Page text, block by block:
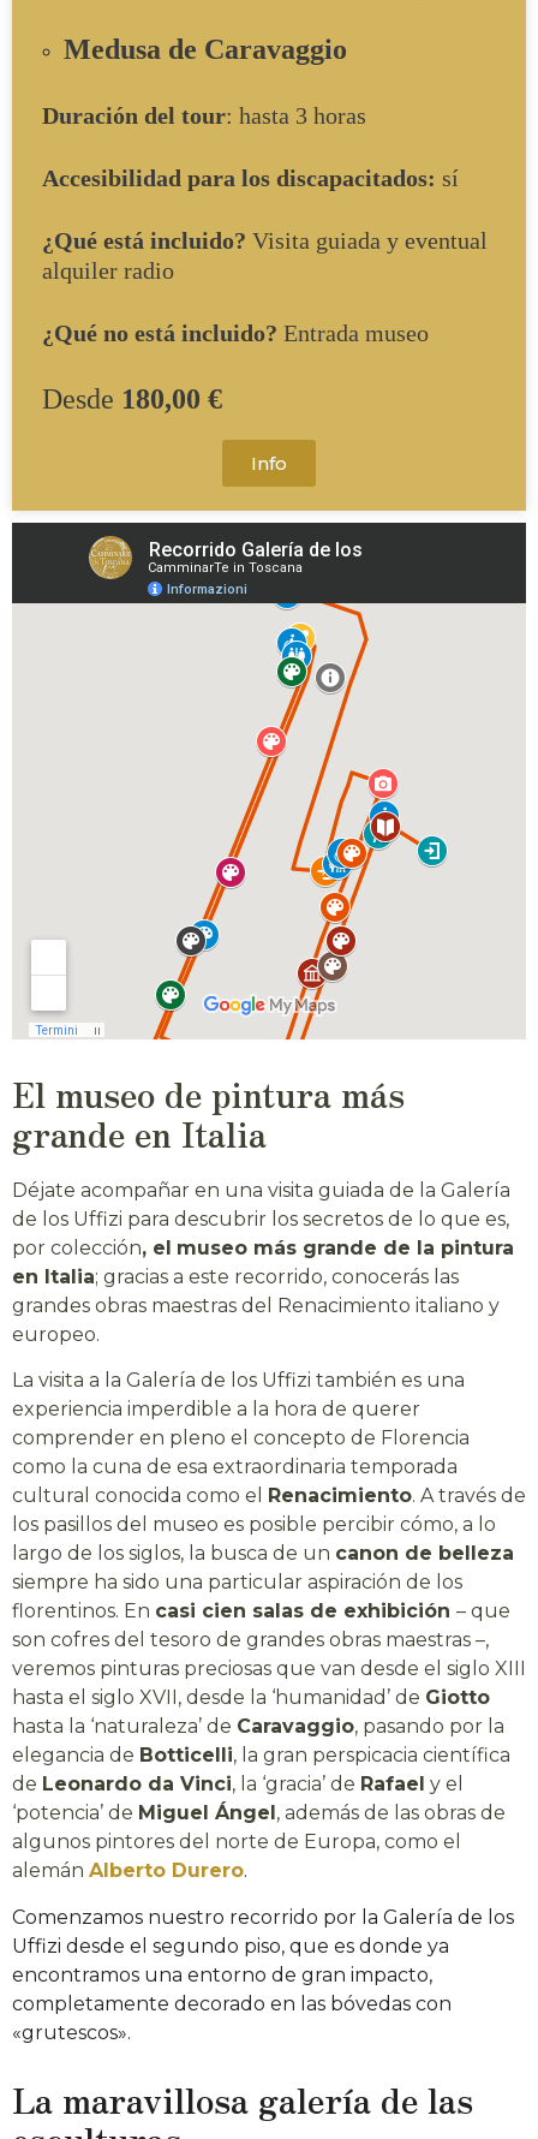
Medusa de Caravaggio
Duración del tour: hasta 3 horas
Accesibilidad para los discapacitados: sí
¿Qué está incluido? Visita guiada y eventual
alquiler radio
¿Qué no está incluido? Entrada museo
Desde 180,00 €
Info
El museo de pintura más
grande en Italia
Déjate acompañar en una visita guiada de la Galería
de los Uffizi para descubrir los secretos de lo que es,
por colección, el museo más grande de la pintura
en Italia; gracias a este recorrido, conocerás las
grandes obras maestras del Renacimiento italiano y
europeo.
La visita a la Galería de los Uffizi también es una
experiencia imperdible a la hora de querer
comprender en pleno el concepto de Florencia
como la cuna de esa extraordinaria temporada
cultural conocida como el
Renacimiento. A través de
los pasillos del museo es posible percibir cómo, a lo
largo de los siglos, la busca de un canon de belleza
siempre ha sido una particular aspiración de los
florentinos. En casi cien salas de exhibición – que
son cofres del tesoro de grandes obras maestras –,
veremos pinturas preciosas que van desde el siglo XIII
hasta el siglo XVII, desde la ‘humanidad’ de Giotto
hasta la ‘naturaleza’ de Caravaggio, pasando por la
elegancia de Botticelli, la gran perspicacia científica
de Leonardo da Vinci, la ‘gracia’ de Rafael y el
‘potencia’ de Miguel Ángel , además de las obras de
algunos pintores del norte de Europa, como el
alemán Alberto Durero.
Comenzamos nuestro recorrido por la Galería de los
Uffizi desde el segundo piso, que es donde ya
encontramos una entorno de gran impacto,
completamente decorado en las bóvedas con
«grutescos».
La maravillosa galería de las